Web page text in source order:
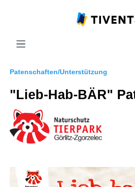
Patenschaften/Unterstützung
"Lieb-Hab-BÄR"